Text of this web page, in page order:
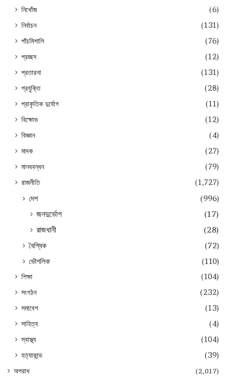
নিখোঁজ
(6)
নির্বাচন
(131)
পাঁচমিশালি
(76)
প্রচ্ছদ
(12)
প্রতারনা
(131)
প্রযুক্তি
(28)
প্রাকৃতিক দুর্যোগ
(11)
বিক্ষোভ
(12)
বিজ্ঞান
(4)
মাদক
(27)
মানববন্ধন
(79)
রাজনীতি
(1,727)
দেশ
(996)
জনদুর্ভোগ
(17)
রাজধানী
(28)
বৈশ্বিক
(72)
ভৌগলিক
(110)
শিক্ষা
(104)
সংগঠন
(232)
সমাবেশ
(13)
সাহিত্য
(4)
স্বাস্থ্য
(104)
হত্যাকান্ড
(39)
অপরাধ (2,017)